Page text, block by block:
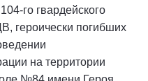
го гвардейского
героически погибших
на территории